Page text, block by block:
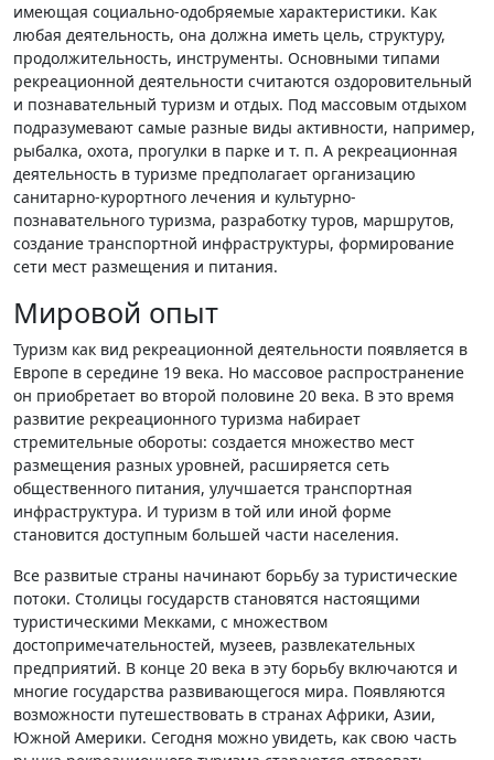
имеющая социально-одобряемые характеристики. Как
любая деятельность, она должна иметь цель, структуру,
продолжительность, инструменты. Основными типами
рекреационной деятельности считаются оздоровительный
и познавательный туризм и отдых. Под массовым отдыхом
подразумевают самые разные виды активности, например,
рыбалка, охота, прогулки в парке и т. п. А рекреационная
деятельность в туризме предполагает организацию
санитарно-курортного лечения и культурно-
познавательного туризма, разработку туров, маршрутов,
создание транспортной инфраструктуры, формирование
сети мест размещения и питания.
Мировой опыт
Туризм как вид рекреационной деятельности появляется в
Европе в середине 19 века. Но массовое распространение
он приобретает во второй половине 20 века. В это время
развитие рекреационного туризма набирает
стремительные обороты: создается множество мест
размещения разных уровней, расширяется сеть
общественного питания, улучшается транспортная
инфраструктура. И туризм в той или иной форме
становится доступным большей части населения.
Все развитые страны начинают борьбу за туристические
потоки. Столицы государств становятся настоящими
туристическими Мекками, с множеством
достопримечательностей, музеев, развлекательных
предприятий. В конце 20 века в эту борьбу включаются и
многие государства развивающегося мира. Появляются
возможности путешествовать в странах Африки, Азии,
Южной Америки. Сегодня можно увидеть, как свою часть